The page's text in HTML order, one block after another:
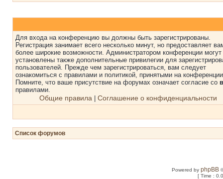
Для входа на конференцию вы должны быть зарегистрированы.
Регистрация занимает всего несколько минут, но предоставляет
более широкие возможности. Администратором конференции
установлены также дополнительные привилегии для
пользователей. Прежде чем зарегистрироваться, вам следует
ознакомиться с правилами и политикой, принятыми на
Помните, что ваше присутствие на форумах означает согласие со
правилами.
Общие правила Соглашение о конфиденциальности
Список форумов
Powered byphpBB
[ Time :